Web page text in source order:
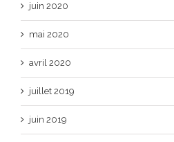
juin 2020
mai 2020
avril 2020
juillet 2019
juin 2019